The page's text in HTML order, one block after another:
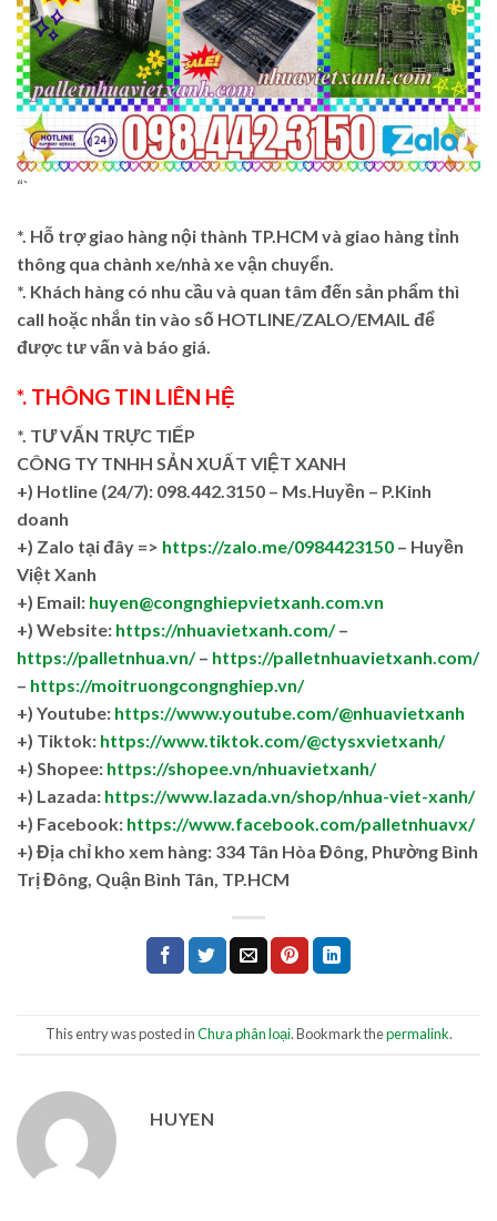
“`
*. Hỗ trợ giao hàng nội thành TP.HCM và giao hàng tỉnh
thông qua chành xe/nhà xe vận chuyển.
*. Khách hàng có nhu cầu và quan tâm đến sản phẩm thì
call hoặc nhắn tin vào số HOTLINE/ZALO/EMAIL để
được tư vấn và báo giá.
*. THÔNG TIN LIÊN HỆ
*. TƯ VẤN TRỰC TIẾP
CÔNG TY TNHH SẢN XUẤT VIỆT XANH
+) Hotline (24/7): 098.442.3150 – Ms.Huyền – P.Kinh
doanh
+) Zalo tại đây => https://zalo.me/0984423150 – Huyền
Việt Xanh
+) Email: huyen@congnghiepvietxanh.com.vn
+) Website: https://nhuavietxanh.com/–
https://palletnhua.vn/– https://palletnhuavietxanh.com/
– https://moitruongcongnghiep.vn/
+) Youtube: https://www.youtube.com/@nhuavietxanh
+) Tiktok: https://www.tiktok.com/@ctysxvietxanh/
+) Shopee: https://shopee.vn/nhuavietxanh/
+) Lazada: https://www.lazada.vn/shop/nhua-viet-xanh/
+) Facebook: https://www.facebook.com/palletnhuavx/
+) Địa chỉ kho xem hàng: 334 Tân Hòa Đông, Phường Bình
Trị Đông, Quận Bình Tân, TP.HCM
This entry was posted inChưa phân loại. Bookmark thepermalink.
HUYEN